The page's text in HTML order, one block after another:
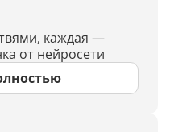
каждая —
от нейросети